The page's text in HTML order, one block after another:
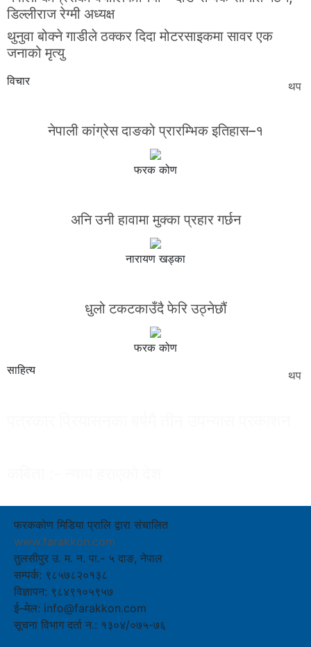
डिल्लीराज रेग्मी अध्यक्ष
थुनुवा बोक्ने गाडीले ठक्कर दिदा मोटरसाइकमा सावर एक
जनाको मृत्यु
विचार थप
नेपाली कांग्रेस दाङको प्रारम्भिक इतिहास–१
फरक कोण
अनि उनी हावामा मुक्का प्रहार गर्छन
नारायण खड्का
धुलो टकटकाउँदै फेरि उठ्नेछौं
फरक कोण
साहित्य
थप
फरककोण मिडिया प्रालि द्वारा संचालित
www.farakkon.com
तुलसीपुर उ. म. न. पा.- ५ दाङ, नेपाल
सम्पर्क: ९८५७८२०१३८
विज्ञापन: ९८४९१०५९५७
ई–मेल: info@farakkon.com
सूचना विभाग दर्ता न.: १३०४/०७५-७६